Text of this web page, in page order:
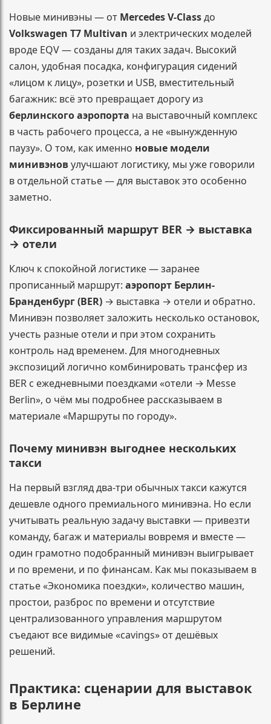
Новые минивэны — от Mercedes V-Classдо
Volkswagen T7 Multivan и электрических моделей
вроде EQV — созданы для таких задач. Высокий
салон, удобная посадка, конфигурация сидений
«лицом к лицу», розетки и USB, вместительный
багажник: всё это превращает дорогу из
берлинского аэропорта на выставочный комплекс
в часть рабочего процесса, а не «вынужденную
паузу». О том, как именно новые модели
минивэновулучшают логистику, мы уже говорили
в отдельной статье — для выставок это особенно
заметно.
Фиксированный маршрут BER → выставка
→ отели
Ключ к спокойной логистике — заранее
прописанный маршрут: аэропорт Берлин-
Бранденбург (BER) → выставка → отели и обратно.
Минивэн позволяет заложить несколько остановок,
учесть разные отели и при этом сохранить
контроль над временем. Для многодневных
экспозиций логично комбинировать трансфер из
BER с ежедневными поездками «отели → Messe
Berlin», о чём мы подробнее рассказываем в
материале «Маршруты по городу».
Почему минивэн выгоднее нескольких
такси
На первый взгляд два-три обычных такси кажутся
дешевле одного премиального минивэна. Но если
учитывать реальную задачу выставки — привезти
команду, багаж и материалы вовремя и вместе —
один грамотно подобранный минивэн выигрывает
и по времени, и по финансам. Как мы показываем в
статье «Экономика поездки», количество машин,
простои, разброс по времени и отсутствие
централизованного управления маршрутом
съедают все видимые «сavings» от дешёвых
решений.
Практика: сценарии для выставок
в Берлине